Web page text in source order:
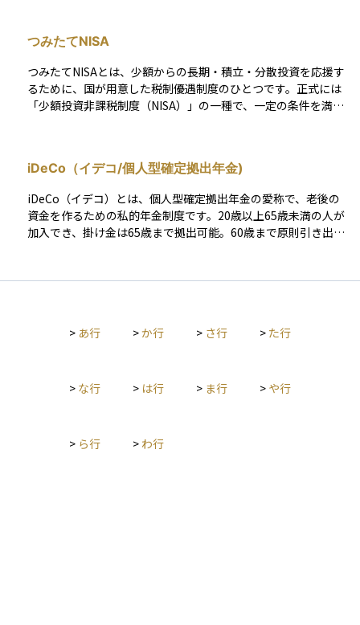
ても、売却するまでは課税されないため、制度によらず**結果
的に繰延効果が生じるケース**もあります。ただしこれらは税
制上の特例ではなく、一般的な課税のタイミングに基づくもの
です。 課税繰延を活用することで、複利効果を最大限に引き出
しつつ、将来の税負担をコントロールすることが可能になりま
つみたてNISA
つみたてNISAとは、少額からの長期・積立・分散投資を応援す
るために、国が用意した税制優遇制度のひとつです。正式には
「少額投資非課税制度（NISA）」の一種で、一定の条件を満た
でも安心して始めやすい制度です。毎年の投資上限額が決まっ
ており、計画的に資産を育てていくのに向いています。将来の
資産形成を目指す人にとって、つみたてNISAは非常に有効な選
択肢のひとつです。
iDeCo（イデコ/個人型確定拠出年金)
iDeCo（イデコ）とは、個人型確定拠出年金の愛称で、老後の
資金を作るための私的年金制度です。20歳以上65歳未満の人が
加入でき、掛け金は65歳まで拠出可能。60歳まで原則引き出せ
ります。加入には金融機関選択、口座開設、申込書類提出など
額所得控除の対象となり、運用時は運用益が非課税、受取時も
できない、というデメリットもあります。
> あ行 >か行 > さ行 > た行
> な行 > は行 > ま行 > や行
> ら行 > わ行